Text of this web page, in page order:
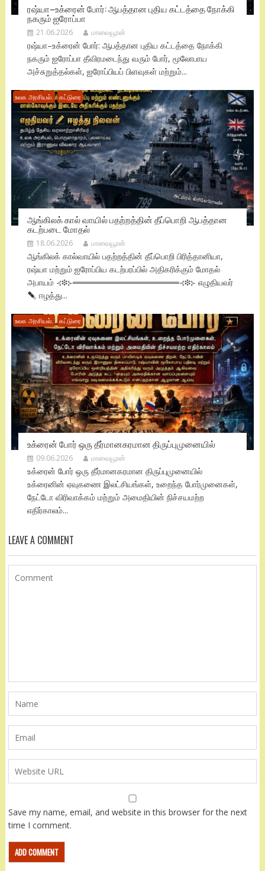
ரஷ்யா–உக்ரைன் போர்: ஆபத்தான புதிய கட்டத்தை நோக்கி
நகரும் ஐரோப்பா
21.06.2026 மாவையூரன்
ரஷ்யா–உக்ரைன் போர்: ஆபத்தான புதிய கட்டத்தை நோக்கி
நகரும் ஐரோப்பா தீவிரமடைந்து வரும் போர், மூலோபாய
அச்சுறுத்தல்கள், ஐரோப்பியப் பிளவுகள் மற்றும்...
உலக அரசியல். கட்டுரை
ஆங்கிலக் கால் வாயில் பதற்றத்தின் தீப்பொறி ஆபத்தான
கடற்படை மோதல்
18.06.2026 மாவையூரன்
ஆங்கிலக் கால்வாயில் பதற்றத்தின் தீப்பொறி பிரித்தானியா,
ரஷ்யா மற்றும் ஐரோப்பிய கடற்பரப்பில் அதிகரிக்கும் மோதல்
அபாயம் ⊰❉⊱══════════════════⊰❉⊱ எழுதியவர்
ஈழத்து...
உலக அரசியல். கட்டுரை
உக்ரைன் போர் ஒரு தீர்மானகரமான திருப்புமுனையில்
09.06.2026 மாவையூரன்
உக்ரைன் போர் ஒரு தீர்மானகரமான திருப்புமுனையில்
உக்ரைனின் ஏவுகணை இலட்சியங்கள், உறைந்த போர்முனைகள்,
நேட்டோ விரிவாக்கம் மற்றும் அமைதியின் நிச்சயமற்ற
எதிர்காலம்...
LEAVE A COMMENT
Save my name, email, and website in this browser for the next
time I comment.